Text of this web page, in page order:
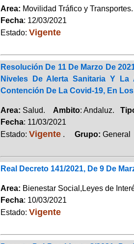
Area: Movilidad Tráfico y
Fecha: 12/03/2021
Estado: Vigente
Resolución De 11 De Marzo De
Niveles De Alerta Sanitaria Y
Contención De La Covid-19, En
Area: Salud. Ambito: Andaluz.
Fecha: 11/03/2021
Estado: Vigente. Grupo: General
Real Decreto 141/2021, De 9 De
Area: Bienestar Social,Leyes de
Fecha: 10/03/2021
Estado: Vigente